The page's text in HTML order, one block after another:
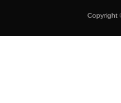
Copyright